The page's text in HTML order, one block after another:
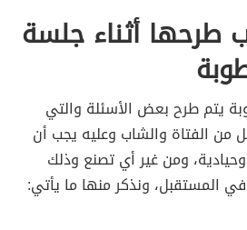
طرحها أثناء جلسة
يتم طرح بعض الأسئلة والتي
الفتاة والشاب وعليه يجب أن
ومن غير أي تصنع وذلك
في المستقبل، ونذكر منها ما يأتي: